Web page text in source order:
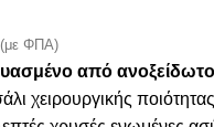
(με ΦΠΑ)
από
χειρουργικής